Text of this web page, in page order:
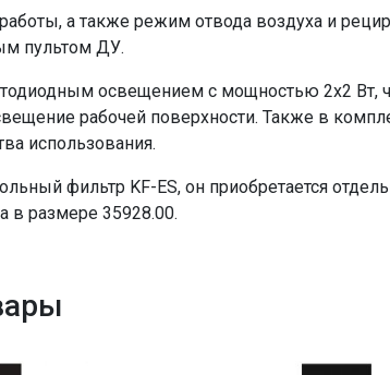
да
KF-ES
=35928.00
а также режим отвода воздуха и
пультом ДУ.
освещением с мощностью 2х2 Вт,
рабочей поверхности. Также в
использования.
фильтр KF-ES, он приобретается
в размере 35928.00.